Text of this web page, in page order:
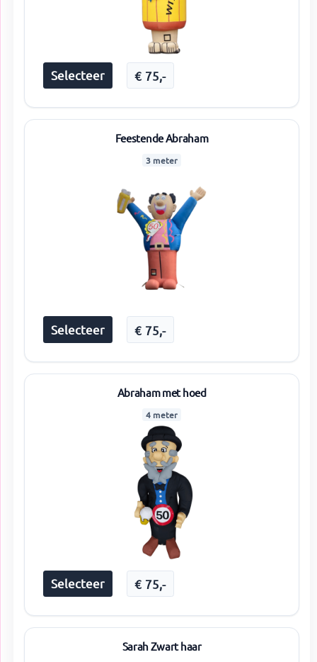
Selecteer € 75,-
Feestende Abraham
3 meter
Selecteer € 75,-
Abraham met hoed
4 meter
Selecteer € 75,-
Sarah Zwart haar